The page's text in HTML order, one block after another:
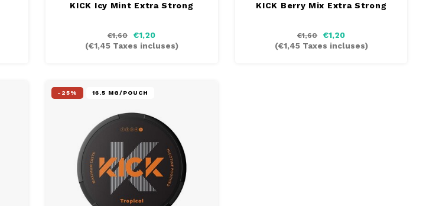
KICK Icy Mint Extra Strong
€1,60
€1,20
(€1,45Taxes incluses)
KICK Berry Mix Extra Strong
€1,60
€1,20
(€1,45Taxes incluses)
-25% 16.5 MG/POUCH